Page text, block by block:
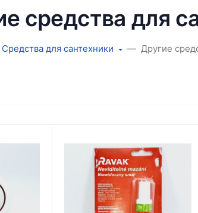
средства для
Средства для сантехники Другие